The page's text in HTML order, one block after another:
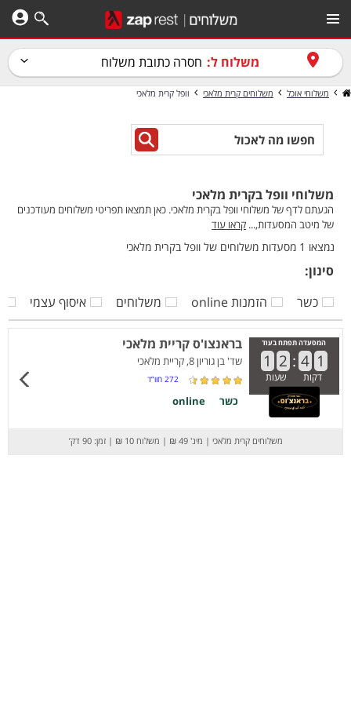
משלוח ל: חסרה כתובת משלוח
משלוחי אוכל משלוחים קרית מלאכי וופל קרית מלאכי
משלוחי וופל בקרית מלאכי
הגעתם לדף של משלוחי וופל בקרית מלאכי. כאן תמצאו תפריטי משלוחים מעודכנים
של מיטב המסעדות,... קראו עוד
נמצאו 1 מסעדות משלוחים של וופל בקרית מלאכי
סינון:
כשר
הזמנות online משלוחים איסוף עצמי
המסעדה תפתח בעוד
1 2 : 4 1
דקות שעות
בראנצו'ס קריית מלאכי
שד' בן גוריון 8, קריית מלאכי
272 חוו”ד
כשר online
משלוחים קרית מלאכי | מינ' 49 ₪ | משלוח 10 ₪ | זמן: 90 דק’